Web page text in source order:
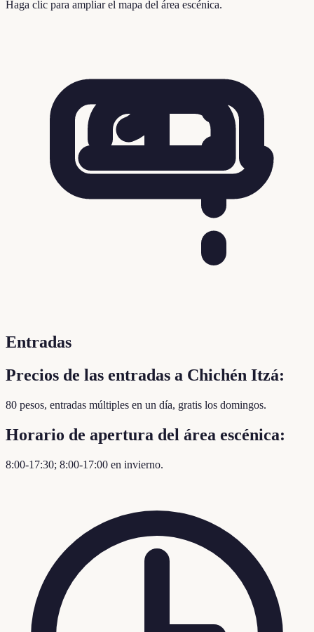
Haga clic para ampliar el mapa del área escénica.
Entradas
Precios de las entradas a Chichén Itzá:
80 pesos, entradas múltiples en un día, gratis los domingos.
Horario de apertura del área escénica:
8:00-17:30; 8:00-17:00 en invierno.